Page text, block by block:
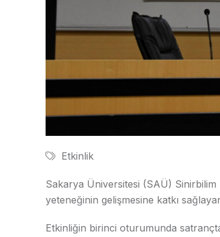
Etkinlik
Sakarya Üniversitesi (SAÜ)
yeteneğinin gelişmesine katkı
Etkinliğin birinci oturumunda